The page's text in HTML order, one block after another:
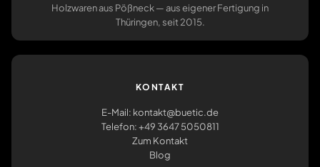
Holzwaren aus Pößneck — aus eigener Fertigung in
Thüringen, seit 2015.
KONTAKT
E-Mail: kontakt@buetic.de
Telefon: +49 3647 5050811
Zum Kontakt
Blog